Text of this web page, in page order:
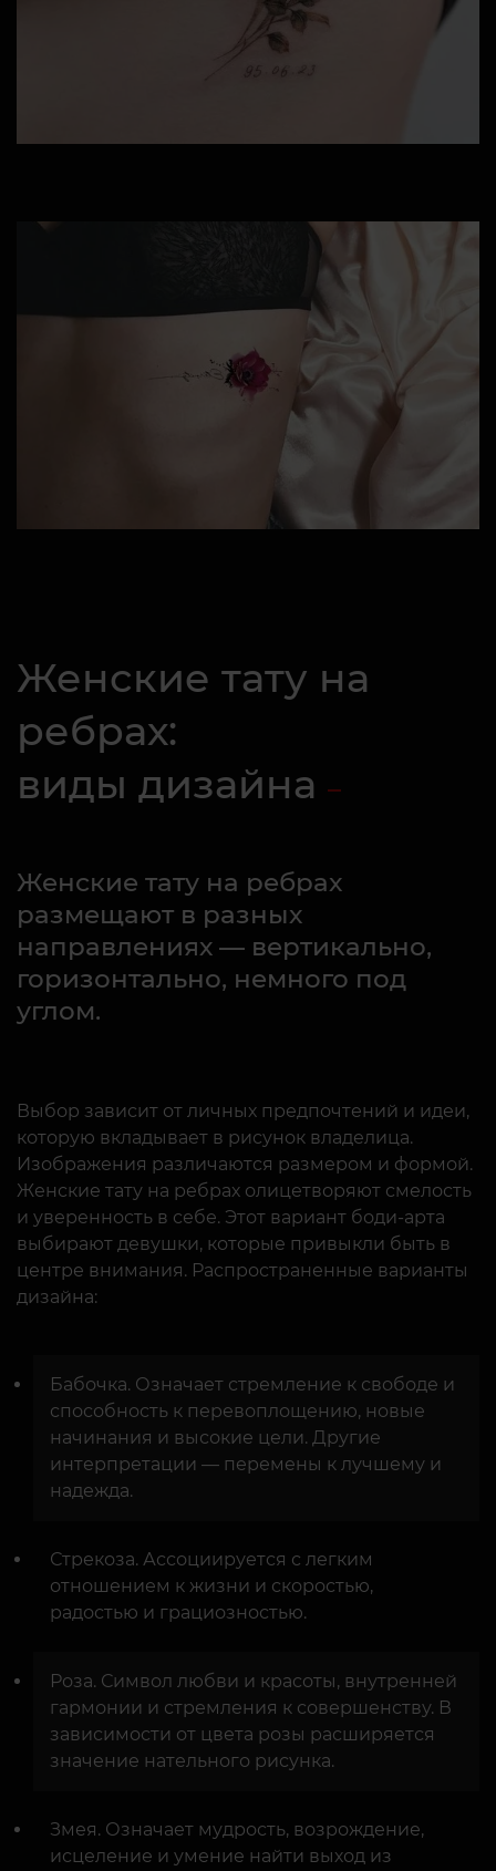
Женские тату на
ребрах:
виды дизайна
Женские тату на ребрах
размещают в разных
направлениях — вертикально,
горизонтально, немного под
углом.
Выбор зависит от личных предпочтений и идеи,
которую вкладывает в рисунок владелица.
Изображения различаются размером и формой.
Женские тату на ребрах олицетворяют смелость
и уверенность в себе. Этот вариант боди-арта
выбирают девушки, которые привыкли быть в
центре внимания. Распространенные варианты
дизайна:
Бабочка. Означает стремление к свободе и
способность к перевоплощению, новые
начинания и высокие цели. Другие
интерпретации — перемены к лучшему и
надежда.
Стрекоза. Ассоциируется с легким
отношением к жизни и скоростью,
радостью и грациозностью.
Роза. Символ любви и красоты, внутренней
гармонии и стремления к совершенству. В
зависимости от цвета розы расширяется
значение нательного рисунка.
Змея. Означает мудрость, возрождение,
исцеление и умение найти выход из